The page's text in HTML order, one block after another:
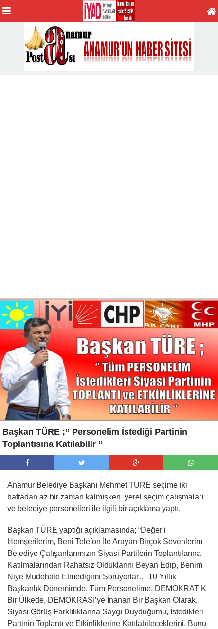
Başkan TÜRE ;” Personelim İstediği Partinin
Toplantısına Katılabilir “
Anamur Belediye Başkanı Mehmet TÜRE seçime iki
haftadan az bir zaman kalmışken, yerel seçim çalışmaları
ve belediye personelleri ile ilgili bir açıklama yaptı.
Başkan TÜRE yaptığı açıklamasında; “Değerli
Hemşerilerim, Beni Telefon İle Arayan Birçok Sevenlerim
Belediye Çalışanlarımızın Siyasi Partilerin Toplantılarına
Katılmalarından Rahatsız Olduklarını Beyan Edip, Benim
Niye Müdehale Etmediğimi Soruyorlar… 10 Yıllık
Başkanlık Dönemimde, Tüm Personelime, DEMOKRATİK
Bir Ülkede, DEMOKRASİ’ye İnanan Bir Başkan Olarak,
Siyasi Görüş Farklılıklarına Saygı Duyduğumu, İstedikleri
Partinin Toplantı ve Etkinliklerine Katılabileceklerini, Bunu